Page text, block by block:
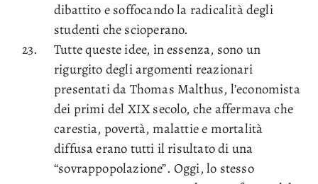
dibattito e soffocando la radicalità degli
studenti che scioperano.
Tutte queste idee, in essenza, sono un
rigurgito degli argomenti reazionari
presentati da Thomas Malthus, l’economista
dei primi del XIX secolo, che affermava che
carestia, povertà, malattie e mortalità
diffusa erano tutti il ​​risultato di una
“sovrappopolazione”. Oggi, lo stesso